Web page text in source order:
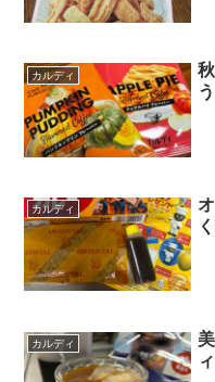
カルディ
カルディ
カルディ